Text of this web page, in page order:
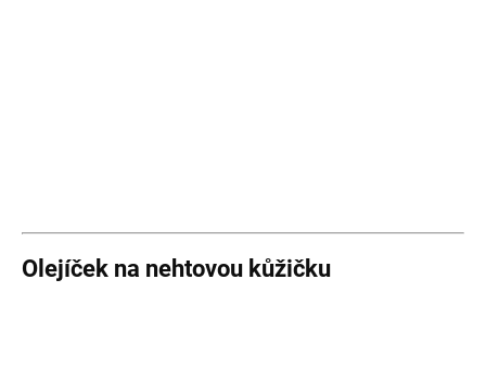
Olejíček na nehtovou kůžičku